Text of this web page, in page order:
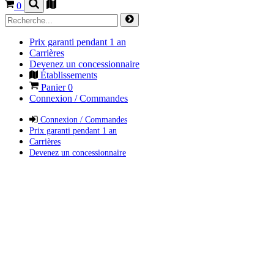
0
Prix garanti pendant 1 an
Carrières
Devenez un concessionnaire
Établissements
Panier0
Connexion / Commandes
Connexion / Commandes
Prix garanti pendant 1 an
Carrières
Devenez un concessionnaire